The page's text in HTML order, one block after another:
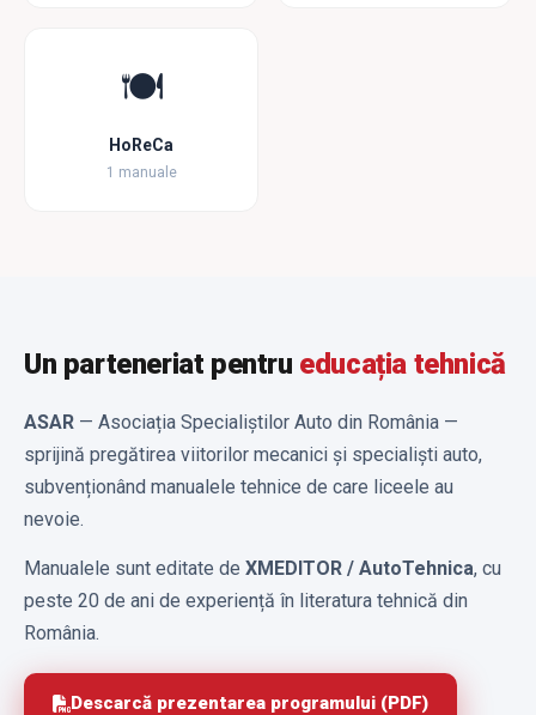
🍽️
HoReCa
1 manuale
Un parteneriat pentru educația tehnică
ASAR — Asociația Specialiștilor Auto din România —
sprijină pregătirea viitorilor mecanici și specialiști auto,
subvenționând manualele tehnice de care liceele au
nevoie.
Manualele sunt editate de XMEDITOR / AutoTehnica, cu
peste 20 de ani de experiență în literatura tehnică din
România.
Descarcă prezentarea programului (PDF)